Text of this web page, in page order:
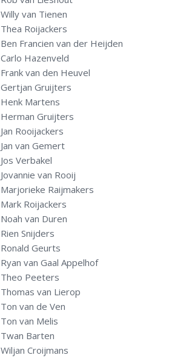
Willy van Tienen
Thea Roijackers
Ben Francien van der Heijden
Carlo Hazenveld
Frank van den Heuvel
Gertjan Gruijters
Henk Martens
Herman Gruijters
Jan Rooijackers
Jan van Gemert
Jos Verbakel
Jovannie van Rooij
Marjorieke Raijmakers
Mark Roijackers
Noah van Duren
Rien Snijders
Ronald Geurts
Ryan van Gaal Appelhof
Theo Peeters
Thomas van Lierop
Ton van de Ven
Ton van Melis
Twan Barten
Wiljan Croijmans